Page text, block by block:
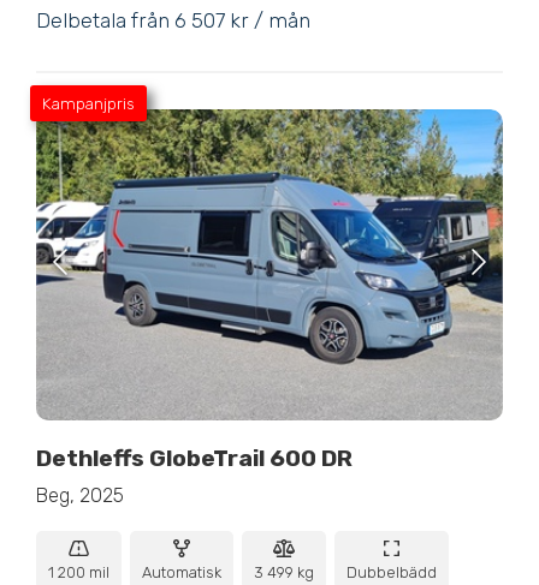
Delbetala från 6 507 kr / mån
Kampanjpris
Dethleffs GlobeTrail 600 DR
Beg, 2025
1 200 mil Automatisk 3 499 kg Dubbelbädd